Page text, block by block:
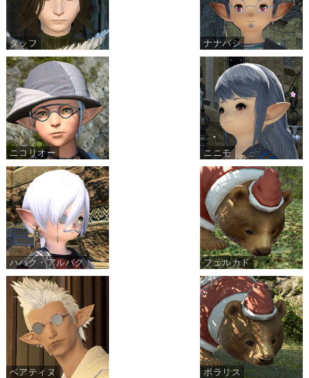
タッフ ナナパシ
ニコリオー ニニモ
ハバク・アルバク フェルカド
ベアティヌ ポラリス